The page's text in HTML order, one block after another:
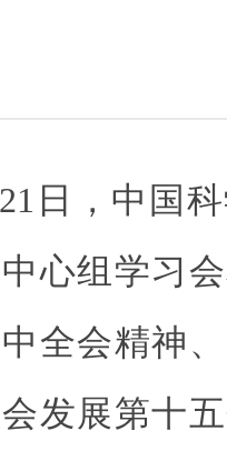
日，中国
心组学习
全会精神
发展第十